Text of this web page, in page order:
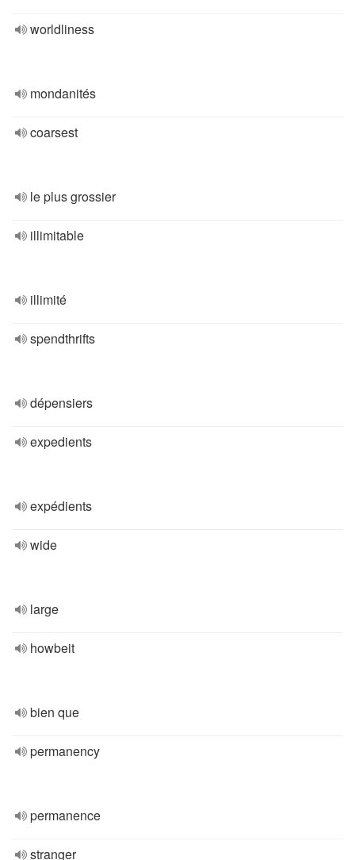
worldliness
mondanités
coarsest
le plus grossier
illimitable
illimité
spendthrifts
dépensiers
expedients
expédients
wide
large
howbeit
bien que
permanency
permanence
stranger